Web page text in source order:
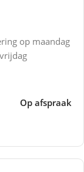
op maandag
Op afspraak